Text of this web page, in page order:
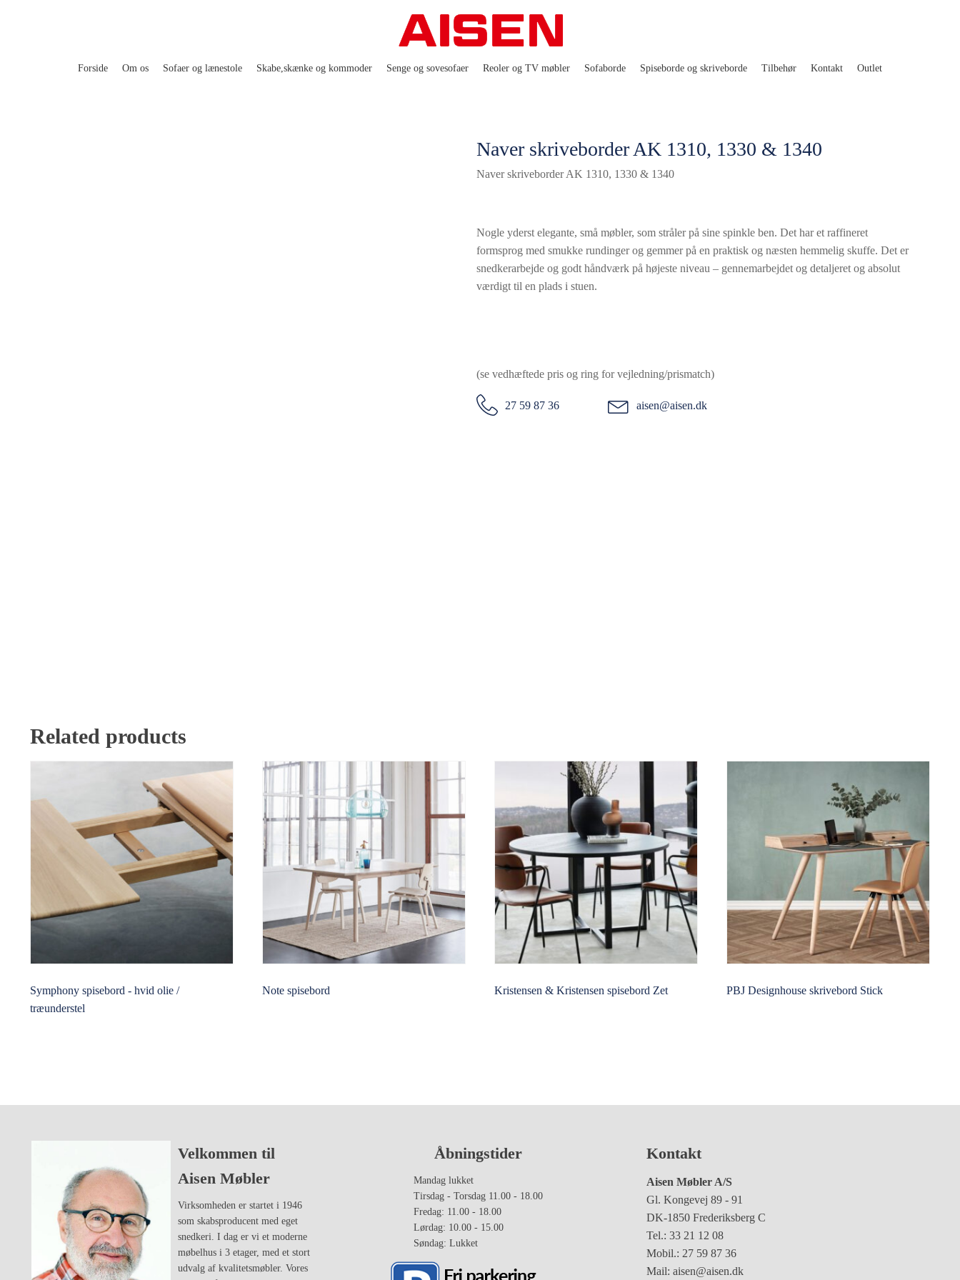
Forside Om os Sofaer og lænestole Skabe,skænke og kommoder Senge og sovesofaer Reoler og TV møbler Sofaborde Spiseborde og skriveborde Tilbehør Kontakt Outlet
Naver skriveborder AK 1310, 1330 & 1340
Naver skriveborder AK 1310, 1330 & 1340
Nogle yderst elegante, små møbler, som stråler på sine spinkle ben. Det har et raffineret
formsprog med smukke rundinger og gemmer på en praktisk og næsten hemmelig skuffe. Det er
snedkerarbejde og godt håndværk på højeste niveau – gennemarbejdet og detaljeret og absolut
værdigt til en plads i stuen.
(se vedhæftede pris og ring for vejledning/prismatch)
27 59 87 36 aisen@aisen.dk
Related products
Symphony spisebord - hvid olie /
træunderstel
Note spisebord Kristensen & Kristensen spisebord Zet PBJ Designhouse skrivebord Stick
Velkommen til
Aisen Møbler
Virksomheden er startet i 1946
som skabsproducent med eget
snedkeri. I dag er vi et moderne
møbelhus i 3 etager, med et stort
udvalg af kvalitetsmøbler. Vores
Åbningstider
Mandag lukket
Tirsdag - Torsdag 11.00 - 18.00
Fredag: 11.00 - 18.00
Lørdag: 10.00 - 15.00
Søndag: Lukket
Kontakt
Aisen Møbler A/S
Gl. Kongevej 89 - 91
DK-1850 Frederiksberg C
Tel.: 33 21 12 08
Mobil.: 27 59 87 36
Mail: aisen@aisen.dk